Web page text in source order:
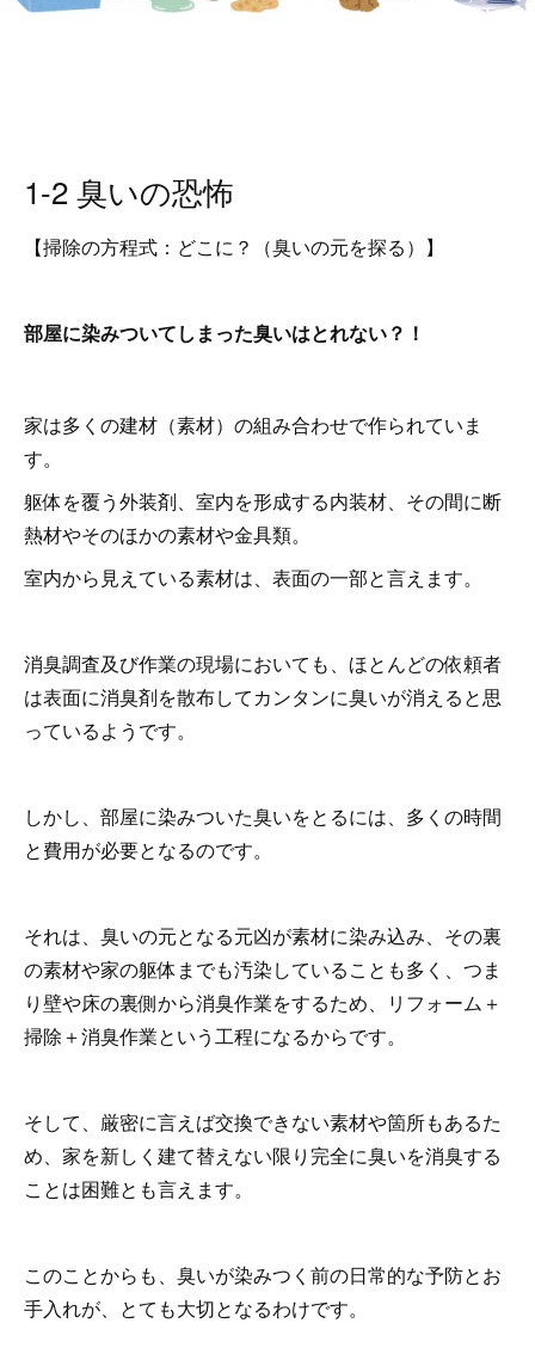
1-2 臭いの恐怖
【掃除の方程式：どこに？（臭いの元を探る）】
部屋に染みついてしまった臭いはとれない？！
家は多くの建材（素材）の組み合わせで作られていま
す。
躯体を覆う外装剤、室内を形成する内装材、その間に断
熱材やそのほかの素材や金具類。
室内から見えている素材は、表面の一部と言えます。
消臭調査及び作業の現場においても、ほとんどの依頼者
は表面に消臭剤を散布してカンタンに臭いが消えると思
っているようです。
しかし、部屋に染みついた臭いをとるには、多くの時間
と費用が必要となるのです。
それは、臭いの元となる元凶が素材に染み込み、その裏
の素材や家の躯体までも汚染していることも多く、つま
り壁や床の裏側から消臭作業をするため、リフォーム＋
掃除＋消臭作業という工程になるからです。
そして、厳密に言えば交換できない素材や箇所もあるた
め、家を新しく建て替えない限り完全に臭いを消臭する
ことは困難とも言えます。
このことからも、臭いが染みつく前の日常的な予防とお
手入れが、とても大切となるわけです。